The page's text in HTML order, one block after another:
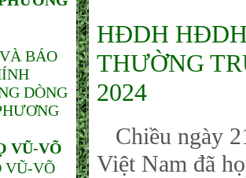
BÁO
DÒNG
VŨ-VÕ
VŨ-VÕ
HĐDH
THƯỜNG
2024
Chiều ngày
Việt Nam đã